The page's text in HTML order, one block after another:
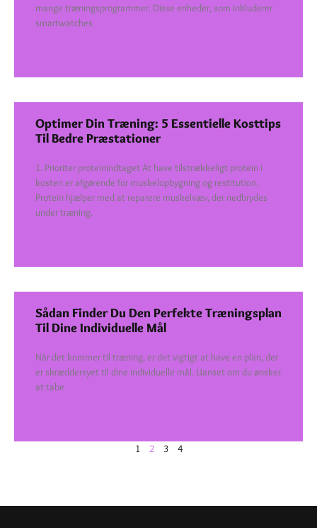
mange træningsprogrammer. Disse enheder, som inkluderer
smartwatches
Optimer Din Træning: 5 Essentielle Kosttips
Til Bedre Præstationer
1. Prioriter proteinindtaget At have tilstrækkeligt protein i
kosten er afgørende for muskelopbygning og restitution.
Protein hjælper med at reparere muskelvæv, der nedbrydes
under træning.
Sådan Finder Du Den Perfekte Træningsplan
Til Dine Individuelle Mål
Når det kommer til træning, er det vigtigt at have en plan, der
er skræddersyet til dine individuelle mål. Uanset om du ønsker
at tabe
1 2 3 4